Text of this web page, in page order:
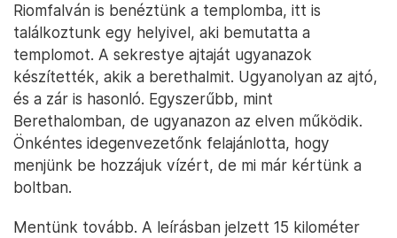
Riomfalván is benéztünk a templomba, itt is
találkoztunk egy helyivel, aki bemutatta a
templomot. A sekrestye ajtaját ugyanazok
készítették, akik a berethalmit. Ugyanolyan az ajtó,
és a zár is hasonló. Egyszerűbb, mint
Berethalomban, de ugyanazon az elven működik.
Önkéntes idegenvezetőnk felajánlotta, hogy
menjünk be hozzájuk vízért, de mi már kértünk a
boltban.
Mentünk tovább. A leírásban jelzett 15 kilométer